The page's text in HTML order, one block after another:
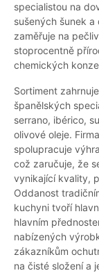
specialistou na
sušených šunek
zaměřuje na
stoprocentně
chemických
Sortiment
španělských
serrano, ibérico,
olivové oleje.
spolupracuje
což zaručuje, že
vynikající kvality,
Oddanost
kuchyni tvoří
hlavním
nabízených
zákazníkům
na čisté složení a